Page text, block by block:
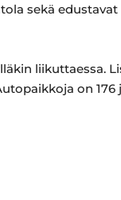
sekä edustavat
liikuttaessa.
on 176